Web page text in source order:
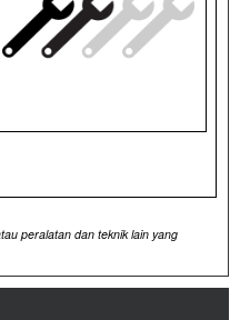
peralatan dan teknik lain yang